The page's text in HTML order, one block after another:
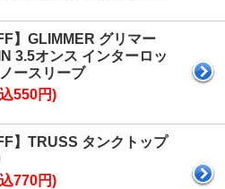
】GLIMMER グリマー
3.5オンス インターロッ
ースリーブ
550円)
】TRUSS タンクトップ
770円)